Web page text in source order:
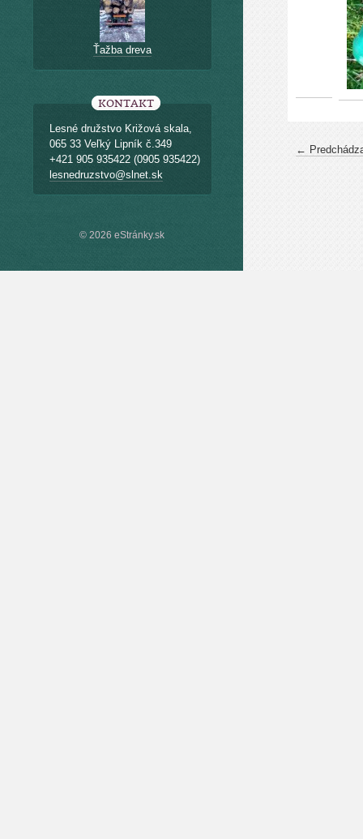
←
Ťažba dreva
KONTAKT
Lesné družstvo Križová skala,
065 33 Veľký Lipník č.349
+421 905 935422 (0905 935422)
lesnedruzstvo@slnet.sk
© 2026 eStránky.sk